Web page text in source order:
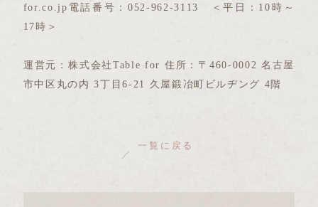
for.co.jp電話番号：052-962-3113 ＜平日：10時～
17時＞
運営元：株式会社Table for 住所：〒460-0002 名古屋
市中区丸の内 3丁目6-21 久屋鍛冶町ビルヂング 4階
一覧に戻る